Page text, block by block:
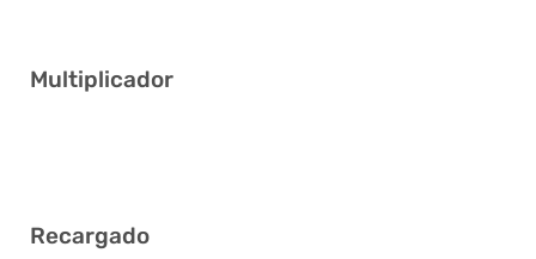
Multiplicador
Recargado